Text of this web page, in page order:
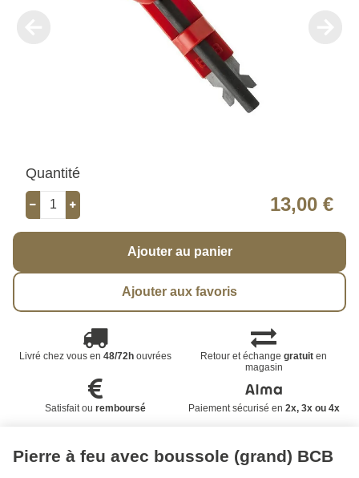
Quantité
13,00 €
Ajouter au panier
Ajouter aux favoris
Livré chez vous en 48/72houvrées Retour et échangegratuit en
magasin
Satisfait ou remboursé Paiement sécurisé en 2x, 3x ou 4x
Pierre à feu avec boussole (grand) BCB